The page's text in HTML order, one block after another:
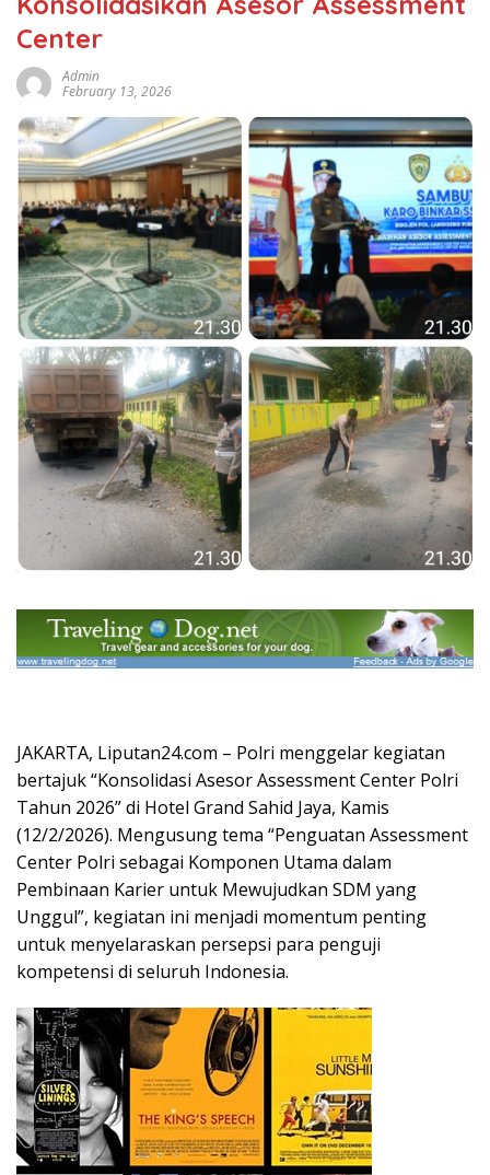
Center
Admin
February 13, 2026
JAKARTA, Liputan24.com – Polri menggelar kegiatan
bertajuk “Konsolidasi Asesor Assessment Center Polri
Tahun 2026” di Hotel Grand Sahid Jaya, Kamis
(12/2/2026). Mengusung tema “Penguatan Assessment
Center Polri sebagai Komponen Utama dalam
Pembinaan Karier untuk Mewujudkan SDM yang
Unggul”, kegiatan ini menjadi momentum penting
untuk menyelaraskan persepsi para penguji
kompetensi di seluruh Indonesia.